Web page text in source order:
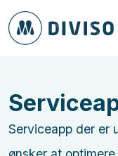
Serviceapp der er